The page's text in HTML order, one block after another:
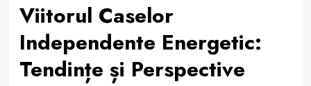
Viitorul Caselor
Independente Energetic:
Tendințe și Perspective